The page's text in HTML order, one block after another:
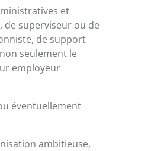
et
superviseur ou de
de support
seulement le
employeur
éventuellement
ambitieuse,